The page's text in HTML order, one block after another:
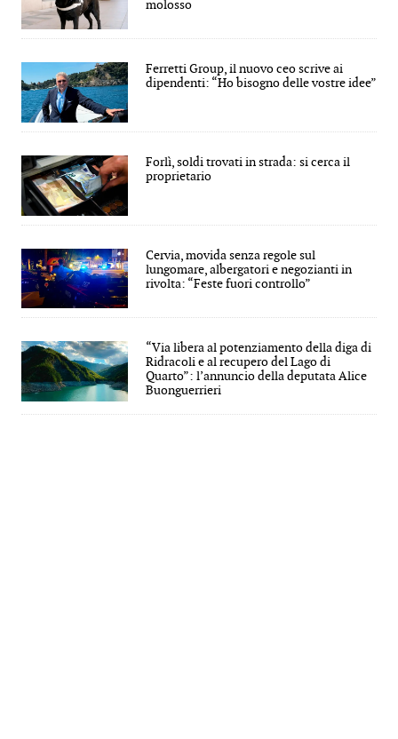
molosso
Ferretti Group, il nuovo ceo scrive ai
dipendenti: “Ho bisogno delle vostre idee”
Forlì, soldi trovati in strada: si cerca il
proprietario
Cervia, movida senza regole sul
lungomare, albergatori e negozianti in
rivolta: “Feste fuori controllo”
“Via libera al potenziamento della diga di
Ridracoli e al recupero del Lago di
Quarto”: l’annuncio della deputata Alice
Buonguerrieri